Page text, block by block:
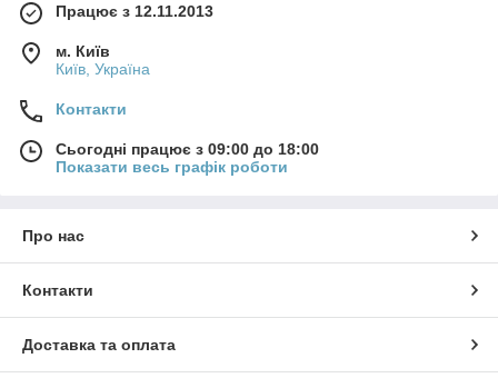
Працює з 12.11.2013
м. Київ
Київ, Україна
Контакти
Сьогодні працює з 09:00 до 18:00
Показати весь графік роботи
Про нас
Контакти
Доставка та оплата